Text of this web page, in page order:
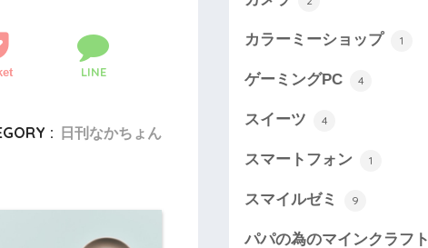
LINE
: 日刊なかちょん
カラーミーショップ 1
ゲーミングPC 4
スイーツ 4
スマートフォン 1
スマイルゼミ 9
パパの為のマインクラフト